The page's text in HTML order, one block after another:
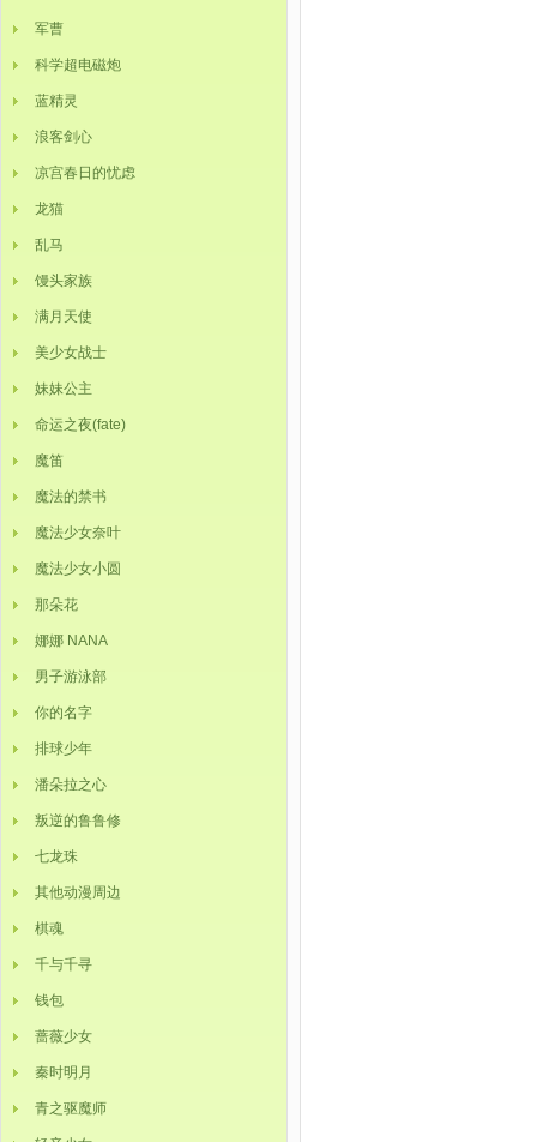
军曹
科学超电磁炮
蓝精灵
浪客剑心
凉宫春日的忧虑
龙猫
乱马
馒头家族
满月天使
美少女战士
妹妹公主
命运之夜(fate)
魔笛
魔法的禁书
魔法少女奈叶
魔法少女小圆
那朵花
娜娜 NANA
男子游泳部
你的名字
排球少年
潘朵拉之心
叛逆的鲁鲁修
七龙珠
其他动漫周边
棋魂
千与千寻
钱包
蔷薇少女
秦时明月
青之驱魔师